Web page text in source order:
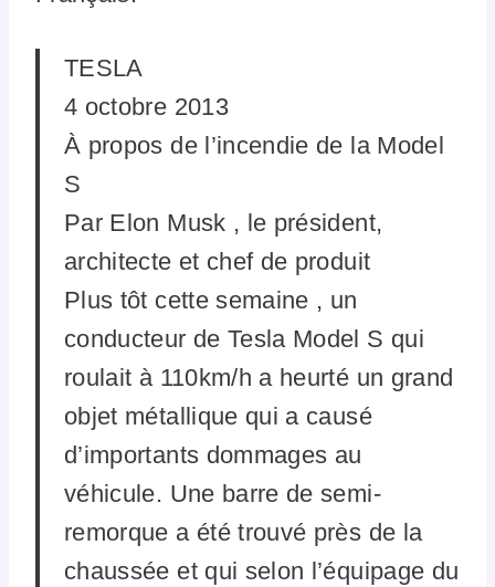
TESLA
4 octobre 2013
À propos de l’incendie de la Model
S
Par Elon Musk , le président,
architecte et chef de produit
Plus tôt cette semaine , un
conducteur de Tesla Model S qui
roulait à 110km/h a heurté un grand
objet métallique qui a causé
d’importants dommages au
véhicule. Une barre de semi-
remorque a été trouvé près de la
chaussée et qui selon l’équipage du